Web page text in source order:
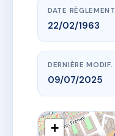
DATE RÈGLEMENT
22/02/1963
DERNIÈRE MODIF.
09/07/2025
+